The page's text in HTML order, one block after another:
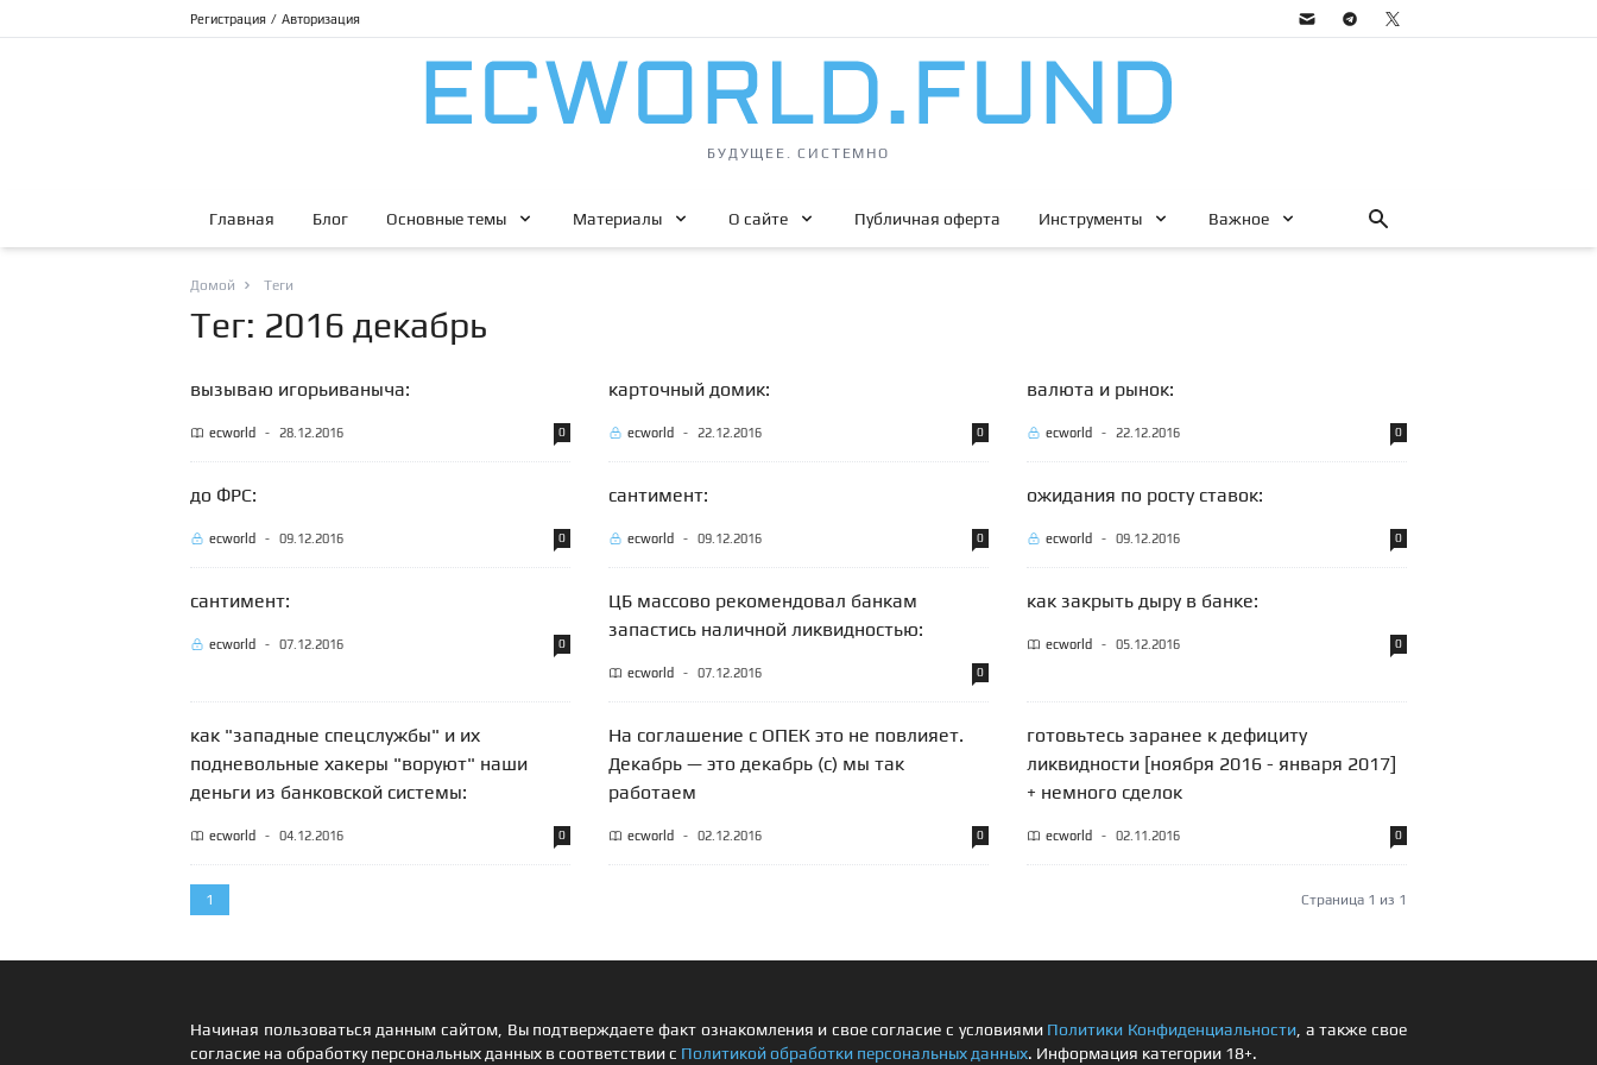
Регистрация / Авторизация
БУДУЩЕЕ. СИСТЕМНО
Главная Блог Основные темы Материалы О сайте Публичная оферта Инструменты Важное
Домой Теги
Тег: 2016 декабрь
вызываю игорьиваныча:
ecworld - 28.12.2016 0
карточный домик:
ecworld - 22.12.2016 0
валюта и рынок:
ecworld - 22.12.2016 0
до ФРС:
ecworld - 09.12.2016 0
сантимент:
ecworld - 09.12.2016 0
ожидания по росту ставок:
ecworld - 09.12.2016 0
сантимент:
ecworld - 07.12.2016 0
ЦБ массово рекомендовал банкам
запастись наличной ликвидностью:
ecworld - 07.12.2016 0
как закрыть дыру в банке:
ecworld - 05.12.2016 0
как "западные спецслужбы" и их
подневольные хакеры "воруют" наши
деньги из банковской системы:
ecworld - 04.12.2016 0
На соглашение с ОПЕК это не повлияет.
Декабрь — это декабрь (с) мы так
работаем
ecworld - 02.12.2016 0
готовьтесь заранее к дефициту
ликвидности [ноября 2016 - января 2017]
+ немного сделок
ecworld - 02.11.2016 0
1 Страница 1 из 1
Начиная пользоваться данным сайтом, Вы подтверждаете факт ознакомления и свое согласие с условиями Политики Конфиденциальности , а также свое
согласие на обработку персональных данных в соответствии с Политикой обработки персональных данных. Информация категории 18+.